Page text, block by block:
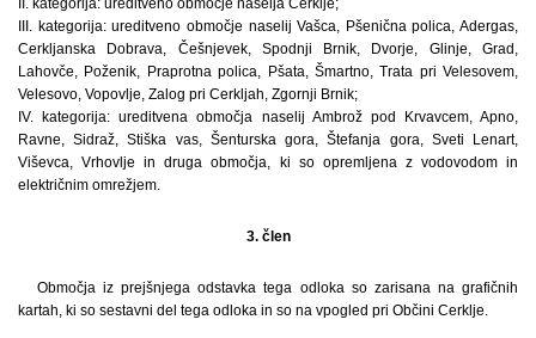
III. kategorija: ureditveno območje naselij Vašca, Pšenična polica, Adergas,
Cerkljanska Dobrava, Češnjevek, Spodnji Brnik, Dvorje, Glinje, Grad,
Lahovče, Poženik, Praprotna polica, Pšata, Šmartno, Trata pri Velesovem,
Velesovo, Vopovlje, Zalog pri Cerkljah, Zgornji Brnik;
IV. kategorija: ureditvena območja naselij Ambrož pod Krvavcem, Apno,
Ravne, Sidraž, Stiška vas, Šenturska gora, Štefanja gora, Sveti Lenart,
Viševca, Vrhovlje in druga območja, ki so opremljena z vodovodom in
električnim omrežjem.
3. člen
Območja iz prejšnjega odstavka tega odloka so zarisana na grafičnih
kartah, ki so sestavni del tega odloka in so na vpogled pri Občini Cerklje.